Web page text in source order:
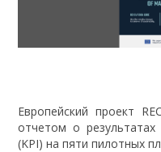
Европейский проект
отчетом о результатах
(KPI) на пяти пилотных